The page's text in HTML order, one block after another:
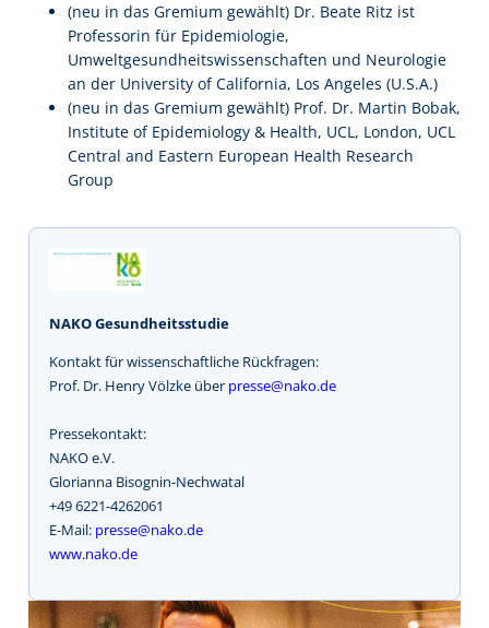
(neu in das Gremium gewählt) Dr. Beate Ritz ist
Professorin für Epidemiologie,
Umweltgesundheitswissenschaften und Neurologie
an der University of California, Los Angeles (U.S.A.)
(neu in das Gremium gewählt) Prof. Dr. Martin Bobak,
Institute of Epidemiology & Health, UCL, London, UCL
Central and Eastern European Health Research
Group
NAKO Gesundheitsstudie
Kontakt für wissenschaftliche Rückfragen:
Prof. Dr. Henry Völzke über presse@nako.de
Pressekontakt:
NAKO e.V.
Glorianna Bisognin-Nechwatal
+49 6221-4262061
E-Mail: presse@nako.de
www.nako.de